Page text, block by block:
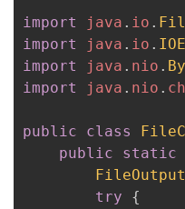
import java . io .
import
java . io .
import
java . nio .
import
java . nio .
public class
public
static
try
{